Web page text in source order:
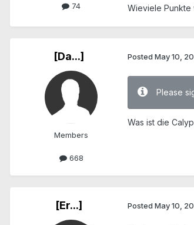
74 Wieviele Punkte
[Da...]
Members
668
Posted May 10,
Please
Was ist die
[Er...] Posted May 10,